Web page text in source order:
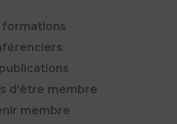
formations
d’être membre
membre